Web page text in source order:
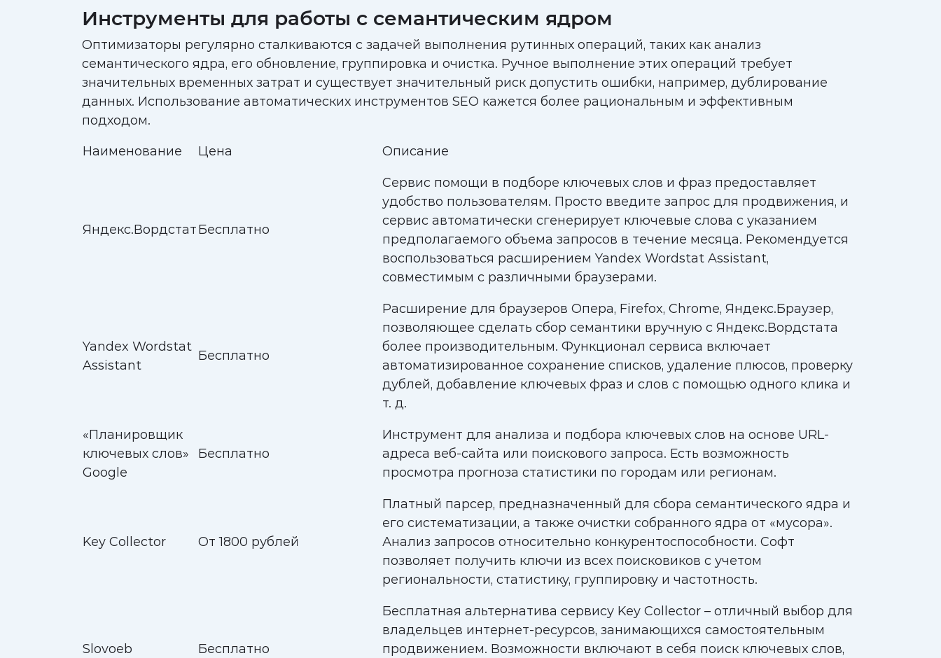
Инструменты для работы с семантическим ядром
Оптимизаторы регулярно сталкиваются с задачей выполнения рутинных операций, таких как анализ
семантического ядра, его обновление, группировка и очистка. Ручное выполнение этих операций требует
значительных временных затрат и существует значительный риск допустить ошибки, например, дублирование
данных. Использование автоматических инструментов SEO кажется более рациональным и эффективным
подходом.
Наименование
Цена Описание
Яндекс.ВордстатБесплатно
Сервис помощи в подборе ключевых слов и фраз предоставляет
удобство пользователям. Просто введите запрос для продвижения, и
сервис автоматически сгенерирует ключевые слова с указанием
предполагаемого объема запросов в течение месяца. Рекомендуется
воспользоваться расширением Yandex Wordstat Assistant,
совместимым с различными браузерами.
Yandex Wordstat
Assistant
Бесплатно
Расширение для браузеров Опера, Firefox, Chrome, Яндекс.Браузер,
позволяющее сделать сбор семантики вручную с Яндекс.Вордстата
более производительным. Функционал сервиса включает
автоматизированное сохранение списков, удаление плюсов, проверку
дублей, добавление ключевых фраз и слов с помощью одного клика и
т. д.
«Планировщик
ключевых слов»
Google
Бесплатно
Инструмент для анализа и подбора ключевых слов на основе URL-
адреса веб-сайта или поискового запроса. Есть возможность
просмотра прогноза статистики по городам или регионам.
Key Collector От 1800 рублей
Платный парсер, предназначенный для сбора семантического ядра и
его систематизации, а также очистки собранного ядра от «мусора».
Анализ запросов относительно конкурентоспособности. Софт
позволяет получить ключи из всех поисковиков с учетом
региональности, статистику, группировку и частотность.
Slovoeb Бесплатно
Бесплатная альтернатива сервису Key Collector – отличный выбор для
владельцев интернет-ресурсов, занимающихся самостоятельным
продвижением. Возможности включают в себя поиск ключевых слов,